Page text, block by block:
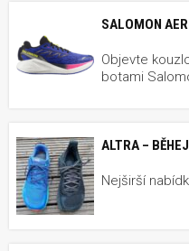
SALOMON
Objevte
botami
ALTRA –
Nejširší